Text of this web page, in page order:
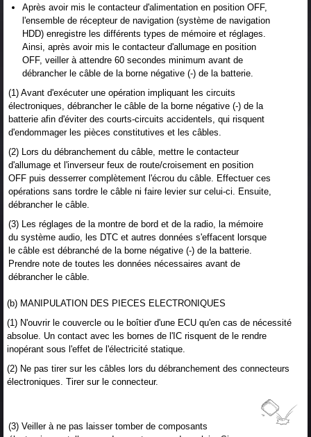
Après avoir mis le contacteur d'alimentation en position OFF,
l'ensemble de récepteur de navigation (système de navigation
HDD) enregistre les différents types de mémoire et réglages.
Ainsi, après avoir mis le contacteur d'allumage en position
OFF, veiller à attendre 60 secondes minimum avant de
débrancher le câble de la borne négative (-) de la batterie.
(1) Avant d'exécuter une opération impliquant les circuits
électroniques, débrancher le câble de la borne négative (-) de la
batterie afin d'éviter des courts-circuits accidentels, qui risquent
d'endommager les pièces constitutives et les câbles.
(2) Lors du débranchement du câble, mettre le contacteur
d'allumage et l'inverseur feux de route/croisement en position
OFF puis desserrer complètement l'écrou du câble. Effectuer ces
opérations sans tordre le câble ni faire levier sur celui-ci. Ensuite,
débrancher le câble.
(3) Les réglages de la montre de bord et de la radio, la mémoire
du système audio, les DTC et autres données s'effacent lorsque
le câble est débranché de la borne négative (-) de la batterie.
Prendre note de toutes les données nécessaires avant de
débrancher le câble.
(b) MANIPULATION DES PIECES ELECTRONIQUES
(1) N'ouvrir le couvercle ou le boîtier d'une ECU qu'en cas de nécessité
absolue. Un contact avec les bornes de l'IC risquent de le rendre
inopérant sous l'effet de l'électricité statique.
(2) Ne pas tirer sur les câbles lors du débranchement des connecteurs
électroniques. Tirer sur le connecteur.
(3) Veiller à ne pas laisser tomber de composants